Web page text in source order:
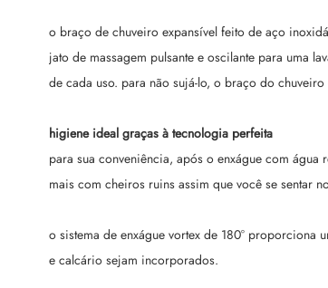
o braço de chuveiro expansível feito de aço
jato de massagem pulsante e oscilante para uma
de cada uso. para não sujá-lo, o braço do
higiene ideal graças à tecnologia perfeita
para sua conveniência, após o enxágue com
mais com cheiros ruins assim que você se sentar
o sistema de enxágue vortex de 180° proporciona
e calcário sejam incorporados.